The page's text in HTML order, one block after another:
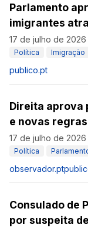
Parlamento
imigrantes
17 de julho de 2026
Política Imigração
publico.pt
Direita aprova
e novas
17 de julho de 2026
Política
observador.pt
Consulado de
por suspeita